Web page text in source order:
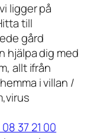
ligger på
till
gård
hjälpa dig med
allt ifrån
i villan /
37 21 00